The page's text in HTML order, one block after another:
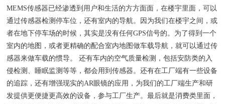
MEMS传感器已经渗透到用户和生活的方方面面，在楼宇里面，可以
通过传感器检测停车位，还有室内的导航。因为我们在楼宇之间，或
者在地下停车场的时候，其实是没有任何GPS信号的。为了得到一个
室内的地图，或者更精确的配合室内地图做车载导航，就可以通过传
感器来做车载的惯导。 还有车内的空气质量检测，包括安防类的入
侵检测、睡眠监测等等，都会用到传感器。还有在工厂端有一些设备
的追踪，还有增强现实的AR眼镜的应用，为我们的工厂端生产和研
发提供更便捷更高效的设备，参与工厂生产。最后就是消费类里面，